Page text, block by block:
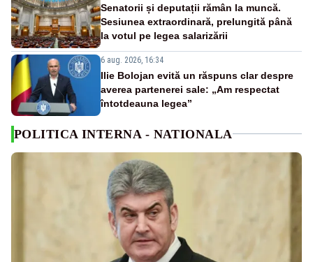
Senatorii și deputații rămân la muncă.
Sesiunea extraordinară, prelungită până
la votul pe legea salarizării
6 aug. 2026, 16:34
Ilie Bolojan evită un răspuns clar despre
averea partenerei sale: „Am respectat
întotdeauna legea”
POLITICA INTERNA - NATIONALA